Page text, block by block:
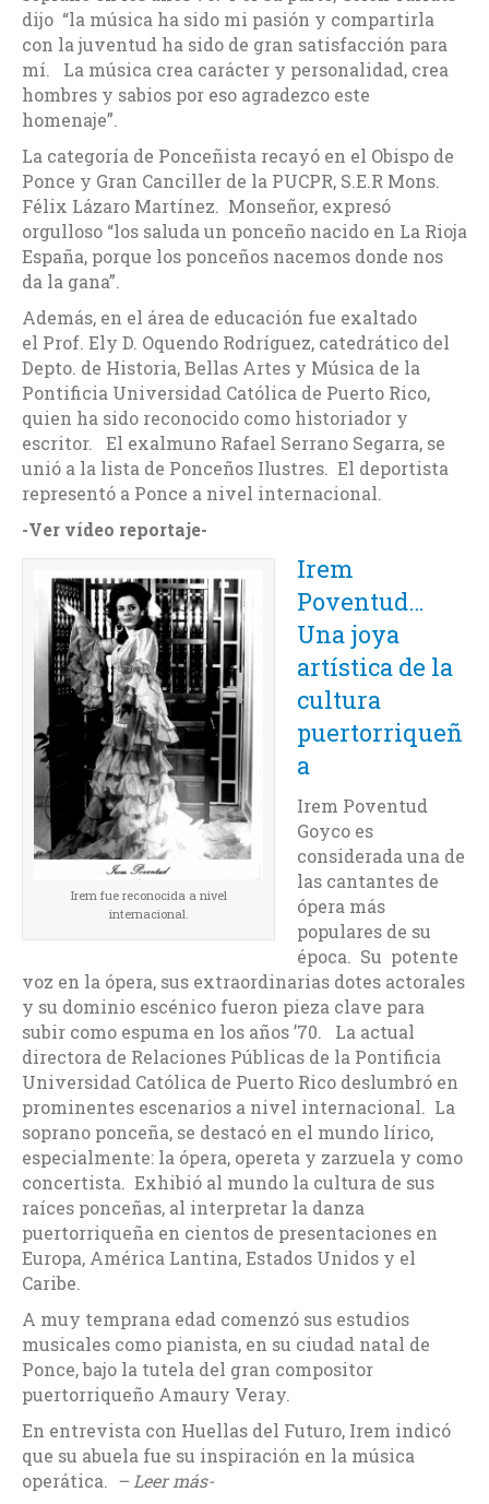
dijo “la música ha sido mi pasión y compartirla
con la juventud ha sido de gran satisfacción para
mí. La música crea carácter y personalidad, crea
hombres y sabios por eso agradezco este
homenaje”.
La categoría de Ponceñista recayó en el Obispo de
Ponce y Gran Canciller de la PUCPR, S.E.R Mons.
Félix Lázaro Martínez. Monseñor, expresó
orgulloso “los saluda un ponceño nacido en La Rioja
España, porque los ponceños nacemos donde nos
da la gana”.
Además, en el área de educación fue exaltado
el Prof. Ely D. Oquendo Rodríguez, catedrático del
Depto. de Historia, Bellas Artes y Música de la
Pontificia Universidad Católica de Puerto Rico,
quien ha sido reconocido como historiador y
escritor. El exalmuno Rafael Serrano Segarra, se
unió a la lista de Ponceños Ilustres. El deportista
representó a Ponce a nivel internacional.
-Ver vídeo reportaje-
Irem fue reconocida a nivel
internacional.
Irem
Poventud…
Una joya
artística de la
cultura
puertorriqueñ
a
Irem Poventud
Goyco es
considerada una de
las cantantes de
ópera más
populares de su
época. Su potente
voz en la ópera, sus extraordinarias dotes actorales
y su dominio escénico fueron pieza clave para
subir como espuma en los años ’70. La actual
directora de Relaciones Públicas de la Pontificia
Universidad Católica de Puerto Rico deslumbró en
prominentes escenarios a nivel internacional. La
soprano ponceña, se destacó en el mundo lírico,
especialmente: la ópera, opereta y zarzuela y como
concertista. Exhibió al mundo la cultura de sus
raíces ponceñas, al interpretar la danza
puertorriqueña en cientos de presentaciones en
Europa, América Lantina, Estados Unidos y el
Caribe.
A muy temprana edad comenzó sus estudios
musicales como pianista, en su ciudad natal de
Ponce, bajo la tutela del gran compositor
puertorriqueño Amaury Veray.
En entrevista con Huellas del Futuro, Irem indicó
que su abuela fue su inspiración en la música
operática. – Leer más-